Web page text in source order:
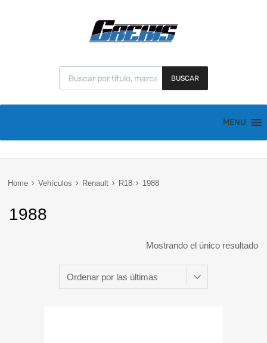
BUSCAR
MENU
Home Vehículos Renault R18 1988
1988
Mostrando el único resultado